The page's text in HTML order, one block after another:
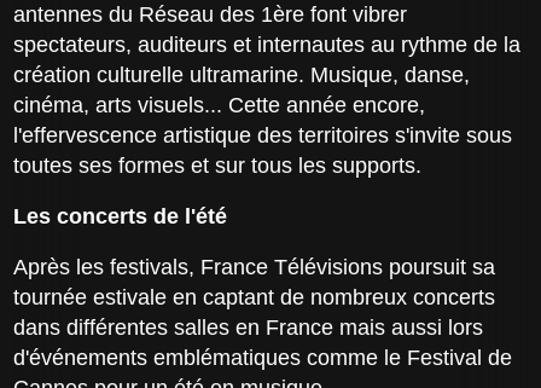
antennes du Réseau des 1ère font vibrer
spectateurs, auditeurs et internautes au rythme de la
création culturelle ultramarine. Musique, danse,
cinéma, arts visuels... Cette année encore,
l'effervescence artistique des territoires s'invite sous
toutes ses formes et sur tous les supports.
Les concerts de l'été
Après les festivals, France Télévisions poursuit sa
tournée estivale en captant de nombreux concerts
dans différentes salles en France mais aussi lors
d'événements emblématiques comme le Festival de